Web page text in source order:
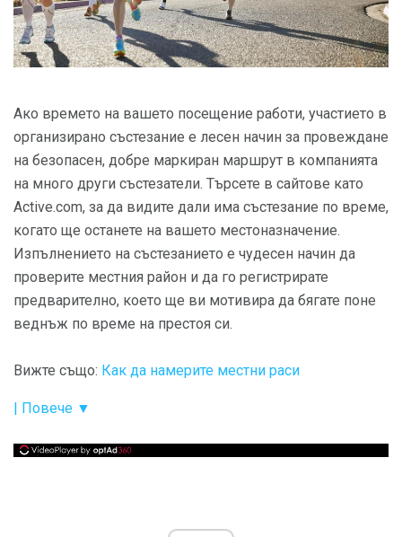
Ако времето на вашето посещение работи, участието в
организирано състезание е лесен начин за провеждане
на безопасен, добре маркиран маршрут в компанията
на много други състезатели. Търсете в сайтове като
Active.com, за да видите дали има състезание по време,
когато ще останете на вашето местоназначение.
Изпълнението на състезанието е чудесен начин да
проверите местния район и да го регистрирате
предварително, което ще ви мотивира да бягате поне
веднъж по време на престоя си.
Вижте също: Как да намерите местни раси
| Повече ▼